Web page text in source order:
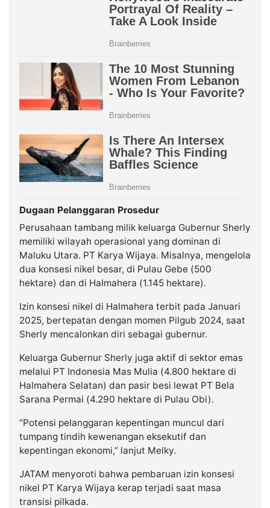
Dugaan Pelanggaran Prosedur
Perusahaan tambang milik keluarga Gubernur Sherly
memiliki wilayah operasional yang dominan di
Maluku Utara. PT Karya Wijaya. Misalnya, mengelola
dua konsesi nikel besar, di Pulau Gebe (500
hektare) dan di Halmahera (1.145 hektare).
Izin konsesi nikel di Halmahera terbit pada Januari
2025, bertepatan dengan momen Pilgub 2024, saat
Sherly mencalonkan diri sebagai gubernur.
Keluarga Gubernur Sherly juga aktif di sektor emas
melalui PT Indonesia Mas Mulia (4.800 hektare di
Halmahera Selatan) dan pasir besi lewat PT Bela
Sarana Permai (4.290 hektare di Pulau Obi).
“Potensi pelanggaran kepentingan muncul dari
tumpang tindih kewenangan eksekutif dan
kepentingan ekonomi,” lanjut Melky.
JATAM menyoroti bahwa pembaruan izin konsesi
nikel PT Karya Wijaya kerap terjadi saat masa
transisi pilkada.